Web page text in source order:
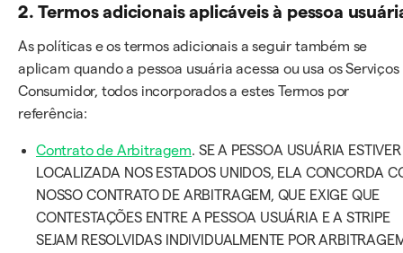
2. Termos adicionais aplicáveis à pessoa
As políticas e os termos adicionais a seguir também se
aplicam quando a pessoa usuária acessa ou usa os Serviços
Consumidor, todos incorporados a estes Termos por
referência:
Contrato de Arbitragem. SE A PESSOA USUÁRIA ESTIVER
LOCALIZADA NOS ESTADOS UNIDOS, ELA CONCORDA
NOSSO CONTRATO DE ARBITRAGEM, QUE EXIGE QUE
CONTESTAÇÕES ENTRE A PESSOA USUÁRIA E A STRIPE
SEJAM RESOLVIDAS INDIVIDUALMENTE POR